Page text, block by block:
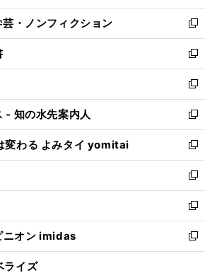
開
く
ウ
で
開
く
ン
ド
ウ
で
開
く
ウ
ィ
ン
ド
ウ
で
開
く
・ノンフィクション
新
し
い
ウ
ィ
ン
ド
ウ
で
開
く
新
し
い
ウ
ィ
ン
ド
ウ
で
開
く
新
し
い
ウ
ィ
ン
ド
ウ
で
開
く
- 知の水先案内人
新
し
い
ウ
ィ
ン
ド
ウ
で
開
変わる よみタイ yomitai
新
し
い
ウ
ィ
ン
ド
ウ
新
し
い
ウ
ィ
ン
新
し
い
ウ
ニオン imidas
新
し
ライズ